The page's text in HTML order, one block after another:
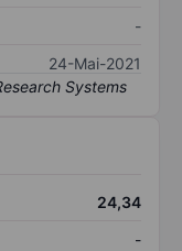
-
24-Mai-2021
24,34
-